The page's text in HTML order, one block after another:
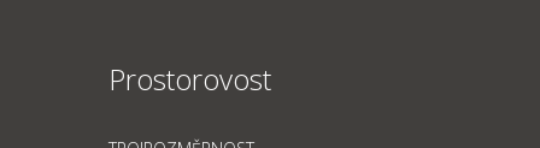
Prostorovost